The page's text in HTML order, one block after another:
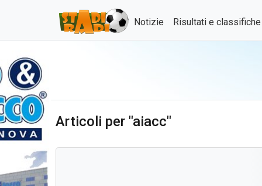
Notizie Risultati e classifiche
Articoli per "aiacc"